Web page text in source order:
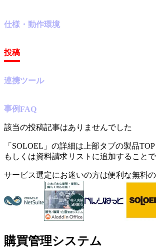
仕様・動作環境
投稿
連携ツール
事例FAQ
該当の投稿記事はありませんでした
「 SOLOEL 」の詳細は上部タブの製品
もしくは資料請求リストに追加すること
サービス選定にお迷いの方は便利な無料
購買管理システム